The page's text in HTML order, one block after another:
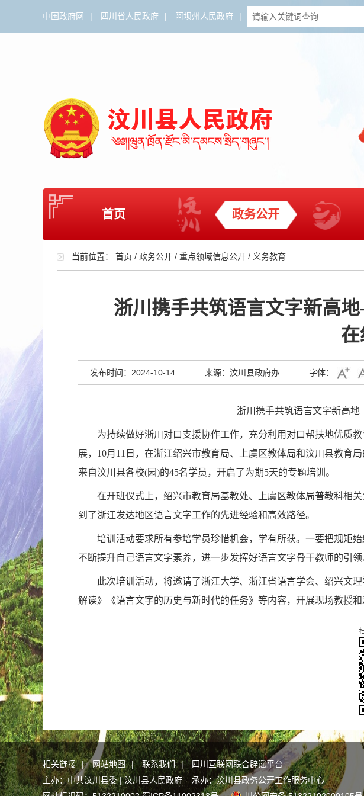
中国政府网 | 四川省人民政府 | 阿坝州人民政府 |
首页 政务公开
当前位置： 首页 / 政务公开 / 重点领域信息公开 / 义务教育
浙川携手共筑语言文字新高
发布时间：2024-10-14 来源：汶川县政府办 字体：
浙川携手共筑语言文字新高
为持续做好浙川对口支援协作工作，充分利用对口帮扶地优质
展，10月11日，在浙江绍兴市教育局、上虞区教体局和汶川县教育
来自汶川县各校(园)的45名学员，开启了为期5天的专题培训。
在开班仪式上，绍兴市教育局基教处、上虞区教体局普教科相
到了浙江发达地区语言文字工作的先进经验和高效路径。
培训活动要求所有参培学员珍惜机会，学有所获。一要把规矩
不断提升自己语言文字素养，进一步发挥好语言文字骨干教师的引
此次培训活动，将邀请了浙江大学、浙江省语言学会、绍兴文
解读》《语言文字的历史与新时代的任务》等内容，开展现场教授
相关链接 | 网站地图 | 联系我们 |
四川互联网联合辟谣平台
主办：中共汶川县委 | 汶川县人民政府 承办：汶川县政务公开工作服务中心